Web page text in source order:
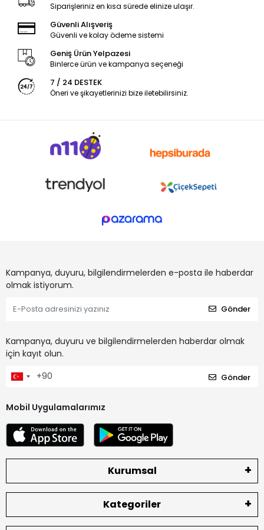
Siparişleriniz en kısa sürede elinize ulaşır.
Güvenli Alışveriş
Güvenli ve kolay ödeme sistemi
Geniş Ürün Yelpazesi
Binlerce ürün ve kampanya seçeneği
7 / 24 DESTEK
Öneri ve şikayetlerinizi bize iletebilirsiniz.
Kampanya, duyuru, bilgilendirmelerden e-posta ile haberdar
olmak istiyorum.
Gönder
Kampanya, duyuru ve bilgilendirmelerden haberdar olmak
için kayıt olun.
Gönder
Mobil Uygulamalarımız
Kurumsal
Kategoriler